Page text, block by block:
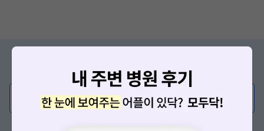
의사가 직접 답해드려요!
💬 무엇이든 물어보세요